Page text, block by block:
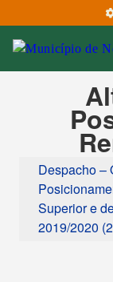
Despacho –
Superior e
2019/2020